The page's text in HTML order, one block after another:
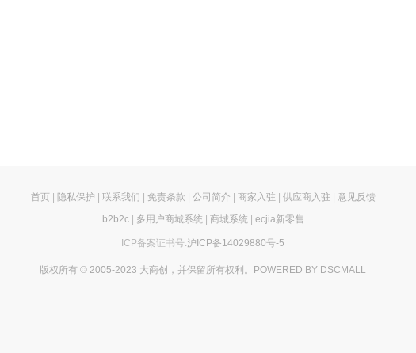
首页| 隐私保护 联系我们 免责条款 公司简介 商家入驻 供应商入驻
意见反馈
b2b2c| 多用户商城系统| 商城系统| ecjia新零售
ICP备案证书号:沪ICP备14029880号-5
版权所有 © 2005-2023 大商创，并保留所有权利。POWERED BY DSCMALL